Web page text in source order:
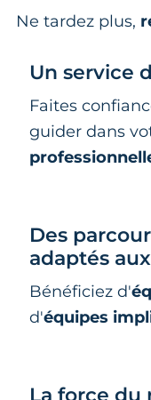
Ne tardez plus,
Un service
Faites
guider dans
Des
adaptés
Bénéficiez d'
d'équipes
La force du